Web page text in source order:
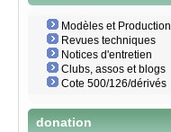
Modèles et Production
Revues techniques
Notices d'entretien
Clubs, assos et blogs
Cote 500/126/dérivés
donation